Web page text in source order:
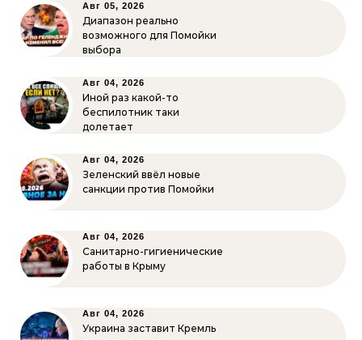
Авг 05, 2026
Диапазон реально
возможного для Помойки
выбора
Авг 04, 2026
Иной раз какой-то
беспилотник таки
долетает
Авг 04, 2026
Зеленский ввёл новые
санкции против Помойки
Авг 04, 2026
Санитарно-гигиенические
работы в Крыму
Авг 04, 2026
Украина заставит Кремль